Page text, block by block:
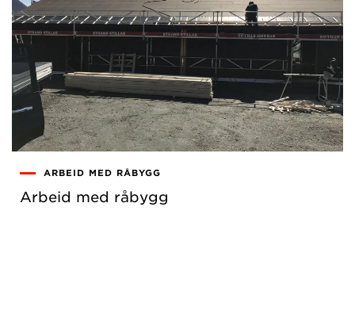
ARBEID MED RÅBYGG
Arbeid med råbygg